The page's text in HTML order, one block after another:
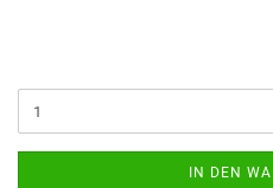
IN DEN